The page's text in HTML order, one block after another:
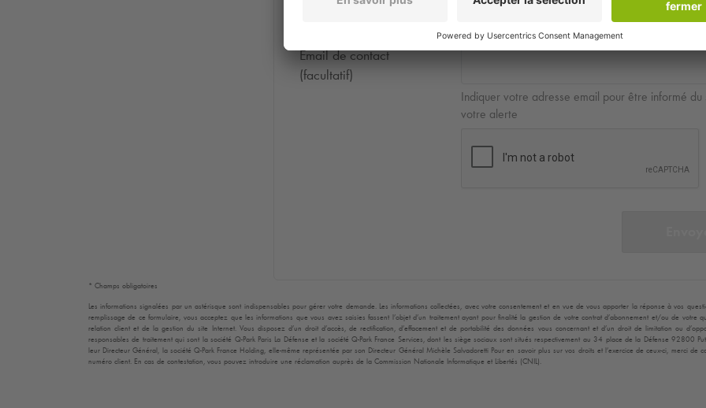
Email de contact
(facultatif)
Indiquer votre adresse email pour être informé du
votre alerte
* Champs obligatoires
Les informations signalées par un astérisque sont indispensables pour gérer votre demande. Les informations collectées, avec votre consentement et en vue de vous apporter la réponse à vos
remplissage de ce formulaire, vous acceptez que les informations que vous avez saisies fassent l’objet d’un traitement ayant pour finalité la gestion de votre contrat d’abonnement et/ou de votre
relation client et de la gestion du site Internet. Vous disposez d’un droit d’accès, de rectification, d’effacement et de portabilité des données vous concernant et d’un droit de limitation ou
responsables de traitement qui sont la société Q-ParkParis La Défense et la sociétéQ-Park France Services, dont les siège sociaux sont situés respectivement au 34 place de la Défense 92800
leur Directeur Général, la sociétéQ-Park France Holding, elle-même représentée par son Directeur Général Michèle Salvadoretti Pour en savoir plus sur vos droits et l’exercice de ceux-ci, merci de
numéro client. En cas de contestation, vous pouvez introduire une réclamation auprès de la Commission Nationale Informatique et Libertés (CNIL).